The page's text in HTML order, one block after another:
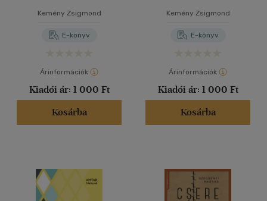
Kemény Zsigmond
E-könyv
Árinformációk
Kiadói ár: 1 000 Ft
Kosárba
Kemény Zsigmond
E-könyv
Árinformációk
Kiadói ár: 1 000 Ft
Kosárba